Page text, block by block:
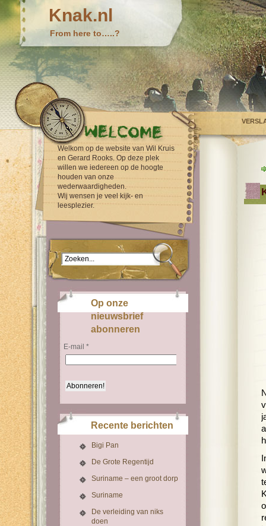
Knak.nl
From here to…..?
Welkom op de website van Wil Kruis
en Gerard Rooks. Op deze plek
willen we iedereen op de hoogte
houden van onze
wederwaardigheden.
Wij wensen je veel kijk- en
leesplezier.
Op onze
nieuwsbrief
abonneren
E-mail *
Recente berichten
Bigi Pan
De Grote Regentijd
Suriname – een groot dorp
Suriname
De verleiding van niks
doen